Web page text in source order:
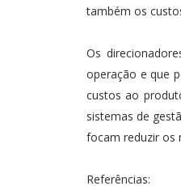
também os
Os
operação e que
custos ao
sistemas de
focam reduzir os
Referências: